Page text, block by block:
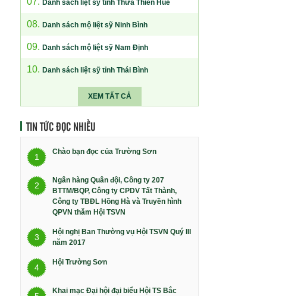
Danh sách liệt sỹ tỉnh Thừa Thiên Huế
08. Danh sách mộ liệt sỹ Ninh Bình
09. Danh sách mộ liệt sỹ Nam Định
10. Danh sách liệt sỹ tỉnh Thái Bình
XEM TẤT CẢ
TIN TỨC ĐỌC NHIỀU
1
Chào bạn đọc của Trường Sơn
2
Ngân hàng Quân đội, Công ty 207
BTTM/BQP, Công ty CPDV Tất Thành,
Công ty TBĐL Hồng Hà và Truyền hình
QPVN thăm Hội TSVN
3
Hội nghị Ban Thường vụ Hội TSVN Quý III
năm 2017
4
Hội Trường Sơn
Khai mạc Đại hội đại biểu Hội TS Bắc